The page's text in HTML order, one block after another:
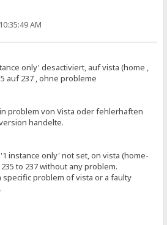
AM
only' desactiviert, auf vista (home ,
auf 237 , ohne probleme
problem von Vista oder fehlerhaften
handelte.
instance only' not set, on vista (home-
to 237 without any problem.
problem of vista or a faulty